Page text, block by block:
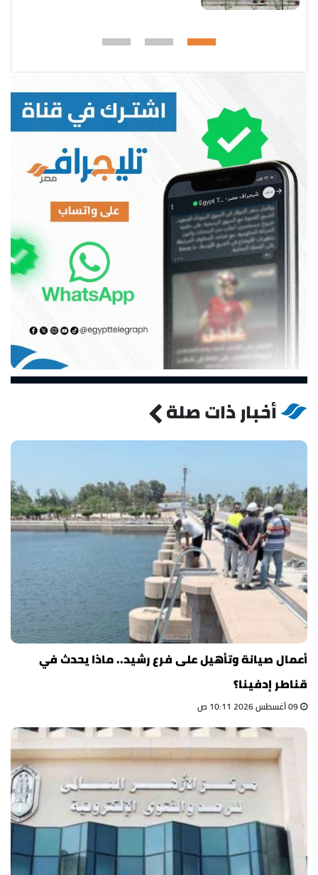
أخبار ذات صلة
أعمال صيانة وتأهيل على فرع رشيد.. ماذا يحدث في
قناطر إدفينا؟